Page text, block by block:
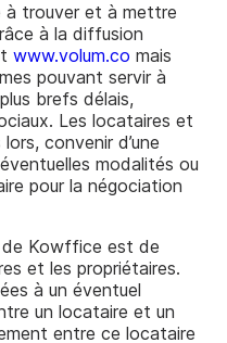
à trouver et à mettre
à la diffusion
www.volum.co mais
pouvant servir à
brefs délais,
Les locataires et
convenir d’une
modalités ou
pour la négociation
de Kowffice est de
et les propriétaires.
à un éventuel
un locataire et un
entre ce locataire